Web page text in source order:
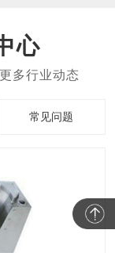
心
常见问题